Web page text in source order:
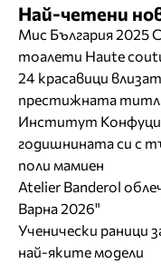
Най-четени
Мис България 2025
тоалети Haute
24 красавици
престижната
Институт
годишнината си с
поли мамиен
Atelier Banderol
Варна 2026"
Ученически раници
най-яките модели